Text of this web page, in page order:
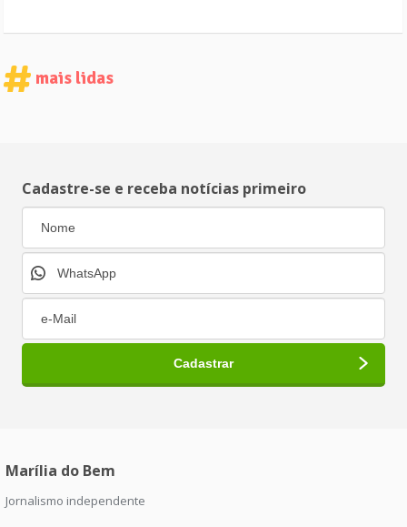
mais lidas
Cadastre-se e receba notícias primeiro
Marília do Bem
Jornalismo independente